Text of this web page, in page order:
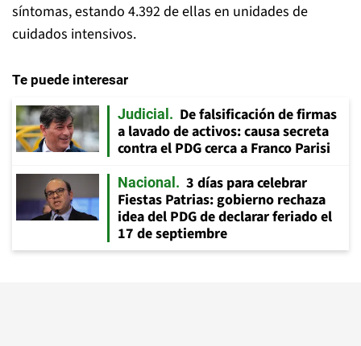
síntomas, estando 4.392 de ellas en unidades de
cuidados intensivos.
Te puede interesar
Judicial
De falsificación de firmas
a lavado de activos: causa secreta
contra el PDG cerca a Franco Parisi
Nacional
3 días para celebrar
Fiestas Patrias: gobierno rechaza
idea del PDG de declarar feriado el
17 de septiembre